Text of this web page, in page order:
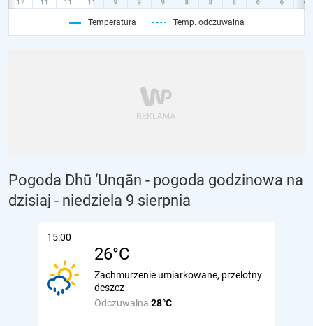
Temperatura Temp. odczuwalna
Pogoda Dhū ‘Unqān - pogoda godzinowa na
dzisiaj - niedziela 9 sierpnia
15:00
26°C
Odczuwalna 28°C
Zachmurzenie umiarkowane, przelotny
deszcz